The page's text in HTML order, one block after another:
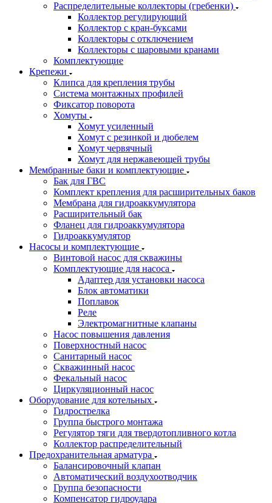
Распределительные коллекторы (гребенки)
Коллектор регулирующий
Коллектор с кран-буксами
Коллекторы с отключением
Коллекторы с шаровыми кранами
Комплектующие
Крепежи
Клипса для крепления трубы
Система монтажных профилей
Фиксатор поворота
Хомуты
Хомут усиленный
Хомут с резинкой и дюбелем
Хомут червячный
Хомут для нержавеющей трубы
Мембранные баки и комплектующие
Бак для ГВС
Комплект крепления для расширительных баков
Мембрана для гидроаккумулятора
Расширительный бак
Фланец для гидроаккумулятора
Гидроаккумулятор
Насосы и комплектующие
Винтовой насос для скважины
Комплектующие для насоса
Адаптер для установки насоса
Блок автоматики
Поплавок
Реле
Электромагнитные клапаны
Насос повышения давления
Поверхностный насос
Санитарный насос
Скважинный насос
Фекальный насос
Циркуляционный насос
Оборудование для котельных
Гидрострелка
Группа быстрого монтажа
Регулятор тяги для твердотопливного котла
Коллектор распределительный
Предохранительная арматура
Балансировочный клапан
Автоматический воздухоотводчик
Группа безопасности
Компенсатор гидроудара